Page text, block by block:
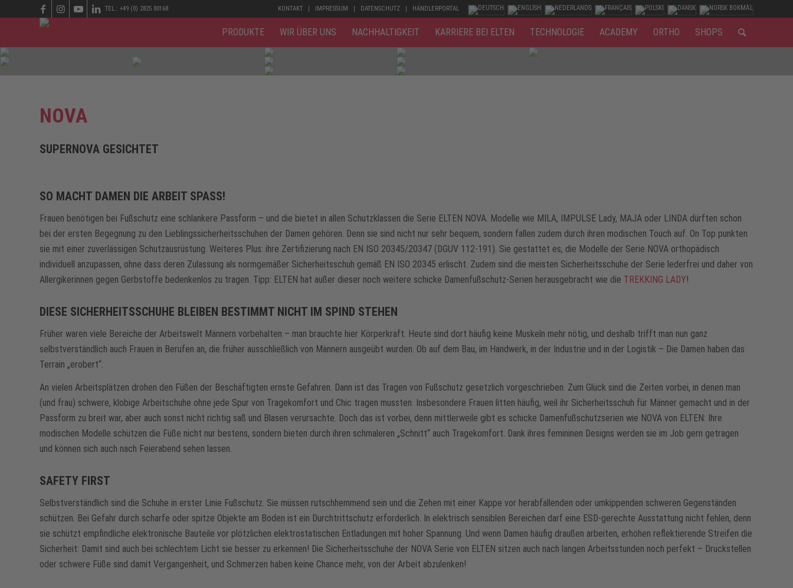
KONTAKT IMPRESSUM DATENSCHUTZ HÄNDLERPORTAL
TEL.: +49 (0) 2825 80168
PRODUKTE WIR ÜBER UNS NACHHALTIGKEIT KARRIERE BEI ELTEN TECHNOLOGIE ACADEMY ORTHO SHOPS
NOVA
SUPERNOVA GESICHTET
SO MACHT DAMEN DIE ARBEIT SPASS!
Frauen benötigen bei Fußschutz eine schlankere Passform – und die bietet in allen Schutzklassen die Serie ELTEN NOVA. Modelle wie MILA, IMPULSE Lady, MAJA oder LINDA dürften schon
bei der ersten Begegnung zu den Lieblingssicherheitsschuhen der Damen gehören. Denn sie sind nicht nur sehr bequem, sondern fallen zudem durch ihren modischen Touch auf. On Top punkten
sie mit einer zuverlässigen Schutzausrüstung. Weiteres Plus: ihre Zertifizierung nach EN ISO 20345/20347 (DGUV 112-191). Sie gestattet es, die Modelle der Serie NOVA orthopädisch
individuell anzupassen, ohne dass deren Zulassung als normgemäßer Sicherheitsschuh gemäß EN ISO 20345 erlischt. Zudem sind die meisten Sicherheitsschuhe der Serie lederfrei und daher von
Allergikerinnen gegen Gerbstoffe bedenkenlos zu tragen. Tipp: ELTEN hat außer dieser noch weitere schicke Damenfußschutz-Serien herausgebracht wie die TREKKING LADY!
DIESE SICHERHEITSSCHUHE BLEIBEN BESTIMMT NICHT IM SPIND STEHEN
Früher waren viele Bereiche der Arbeitswelt Männern vorbehalten – man brauchte hier Körperkraft. Heute sind dort häufig keine Muskeln mehr nötig, und deshalb trifft man nun ganz
selbstverständlich auch Frauen in Berufen an, die früher ausschließlich von Männern ausgeübt wurden. Ob auf dem Bau, im Handwerk, in der Industrie und in der Logistik – Die Damen haben das
Terrain „erobert“.
An vielen Arbeitsplätzen drohen den Füßen der Beschäftigten ernste Gefahren. Dann ist das Tragen von Fußschutz gesetzlich vorgeschrieben. Zum Glück sind die Zeiten vorbei, in denen man
(und frau) schwere, klobige Arbeitschuhe ohne jede Spur von Tragekomfort und Chic tragen mussten. Insbesondere Frauen litten häufig, weil ihr Sicherheitsschuh für Männer gemacht und in der
Passform zu breit war, aber auch sonst nicht richtig saß und Blasen verursachte. Doch das ist vorbei, denn mittlerweile gibt es schicke Damenfußschutzserien wie NOVA von ELTEN: Ihre
modischen Modelle schützen die Füße nicht nur bestens, sondern bieten durch ihren schmaleren „Schnitt“ auch Tragekomfort. Dank ihres femininen Designs werden sie im Job gern getragen
und können sich auch nach Feierabend sehen lassen.
SAFETY FIRST
Selbstverständlich sind die Schuhe in erster Linie Fußschutz. Sie müssen rutschhemmend sein und die Zehen mit einer Kappe vor herabfallenden oder umkippenden schweren Gegenständen
schützen. Bei Gefahr durch scharfe oder spitze Objekte am Boden ist ein Durchtrittschutz erforderlich. In elektrisch sensiblen Bereichen darf eine ESD-gerechte Ausstattung nicht fehlen, denn
sie schützt empfindliche elektronische Bauteile vor plötzlichen elektrostatischen Entladungen mit hoher Spannung. Und wenn Damen häufig draußen arbeiten, erhöhen reflektierende Streifen die
Sicherheit: Damit sind auch bei schlechtem Licht sie besser zu erkennen! Die Sicherheitsschuhe der NOVA Serie von ELTEN sitzen auch nach langen Arbeitsstunden noch perfekt – Druckstellen
oder schwere Füße sind damit Vergangenheit, und Schmerzen haben keine Chance mehr, von der Arbeit abzulenken!